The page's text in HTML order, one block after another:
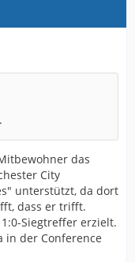
das
City
unterstützt, da dort
dass er trifft.
Siegtreffer erzielt.
in der Conference